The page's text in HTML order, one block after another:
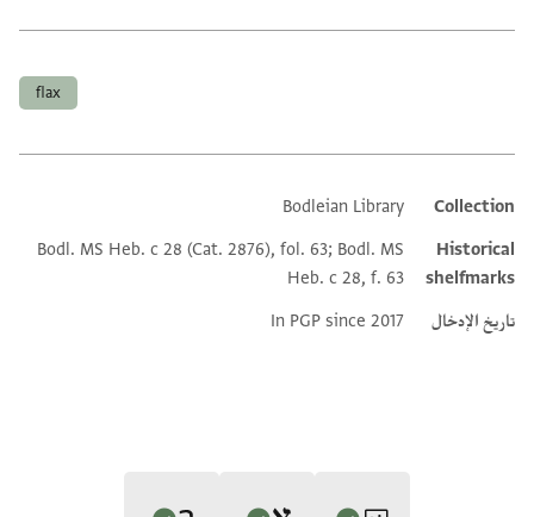
flax
Additional metadata
Collection
Bodleian Library
Historical
shelfmarks
Bodl. MS Heb. c 28 (Cat. 2876), fol. 63; Bodl. MS
Heb. c 28, f. 63
تاريخ الإدخال
In PGP since 2017